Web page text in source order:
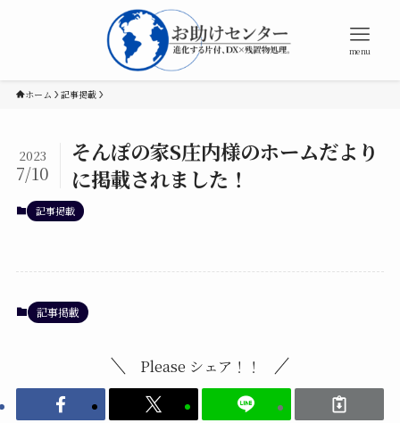
menu
ホーム 記事掲載
そんぽの家S庄内様のホームだより
に掲載されました！
2023
7/10
記事掲載
記事掲載
Please シェア！！